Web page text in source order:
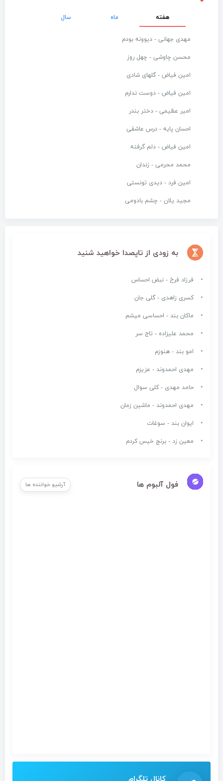
هفته ماه سال
مهدی جهانی - دیوونه بودم
محسن چاوشی - چهل روز
امین فیاض - گلهای شادی
امین فیاض - دوست ندارم
امیر عظیمی - دختر بندر
احسان پایه - درس عاشقی
امین فیاض - دلم گرفته
محمد محرمی - زندان
امین فرد - دیدی تونستی
مجید یلان - چشم بادومی
به زودی از تاپصدا خواهید شنید
فرزاد فرخ - نبض احساس
کسری زاهدی - گلی جان
ماکان بند - احساسی میشم
محمد علیزاده - تاج سر
امو بند - هنوزم
مهدی احمدوند - عزیزم
حامد مهدی - کلی سوال
مهدی احمدوند - ماشین زمان
ایوان بند - سوغات
معین زد - برنج خیس کردم
فول آلبوم ها آرشیو خواننده ها